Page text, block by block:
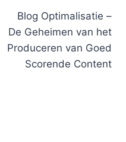
Blog Optimalisatie –
De Geheimen van het
Produceren van Goed
Scorende Content